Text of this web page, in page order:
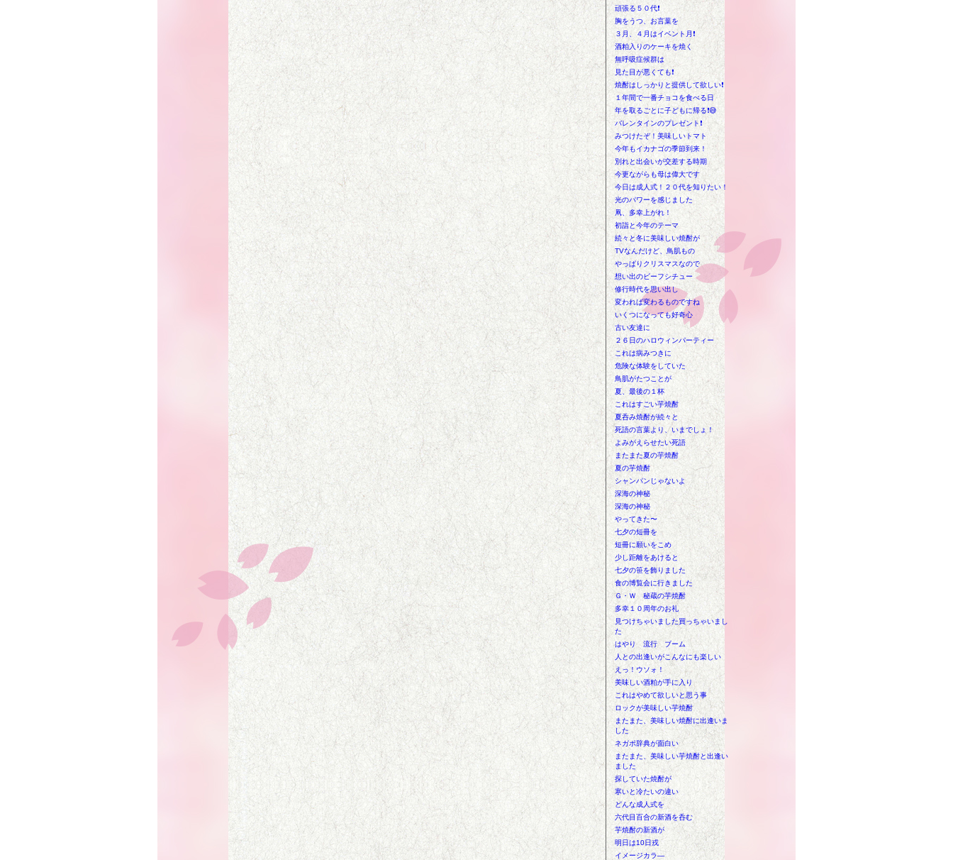
頑張る５０代❗
胸をうつ、お言葉を
３月、４月はイベント月❗
酒粕入りのケーキを焼く
無呼吸症候群は
見た目が悪くても❗
焼酎はしっかりと提供して欲しい❗
１年間で一番チョコを食べる日
年を取るごとに子どもに帰る❗😅
バレンタインのプレゼント❗
みつけたぞ！美味しいトマト
今年もイカナゴの季節到来！
別れと出会いが交差する時期
今更ながらも母は偉大です
今日は成人式！２０代を知りたい！
光のパワーを感じました
凧、多幸上がれ！
初詣と今年のテーマ
続々と冬に美味しい焼酎が
TVなんだけど、鳥肌もの
やっぱりクリスマスなので
想い出のビーフシチュー
修行時代を思い出し
変われば変わるものですね
いくつになっても好奇心
古い友達に
２６日のハロウィンパーティー
これは病みつきに
危険な体験をしていた
鳥肌がたつことが
夏、最後の１杯
これはすごい芋焼酎
夏呑み焼酎が続々と
死語の言葉より、いまでしょ！
よみがえらせたい死語
またまた夏の芋焼酎
夏の芋焼酎
シャンパンじゃないよ
深海の神秘
深海の神秘
やってきた〜
七夕の短冊を
短冊に願いをこめ
少し距離をあけると
七夕の笹を飾りました
食の博覧会に行きました
Ｇ・Ｗ 秘蔵の芋焼酎
多幸１０周年のお礼
見つけちゃいました買っちゃいまし
た
はやり 流行 ブーム
人との出逢いがこんなにも楽しい
えっ！ウソォ！
美味しい酒粕が手に入り
これはやめて欲しいと思う事
ロックが美味しい芋焼酎
またまた、美味しい焼酎に出逢いま
した
ネガポ辞典が面白い
またまた、美味しい芋焼酎と出逢い
ました
探していた焼酎が
寒いと冷たいの違い
どんな成人式を
六代目百合の新酒を呑む
芋焼酎の新酒が
明日は10日戎
イメージカラ―